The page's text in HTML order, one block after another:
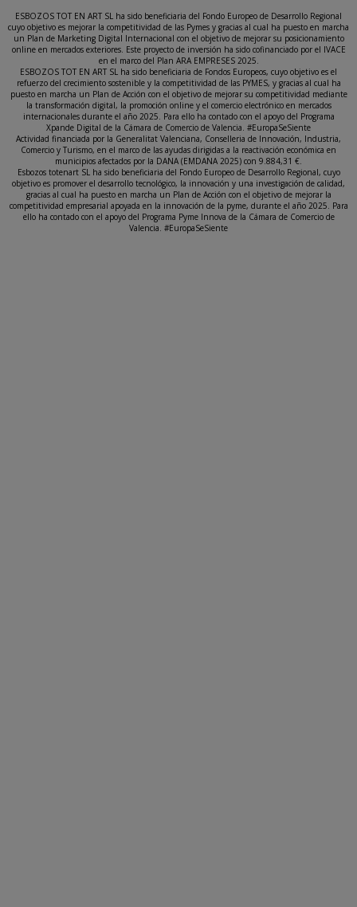
ESBOZOS TOT EN ART SL ha sido beneficiaria del Fondo Europeo de Desarrollo Regional
cuyo objetivo es mejorar la competitividad de las Pymes y gracias al cual ha puesto en marcha
un Plan de Marketing Digital Internacional con el objetivo de mejorar su posicionamiento
online en mercados exteriores. Este proyecto de inversión ha sido cofinanciado por el IVACE
en el marco del Plan ARA EMPRESES 2025.
ESBOZOS TOT EN ART SL ha sido beneficiaria de Fondos Europeos, cuyo objetivo es el
refuerzo del crecimiento sostenible y la competitividad de las PYMES, y gracias al cual ha
puesto en marcha un Plan de Acción con el objetivo de mejorar su competitividad mediante
la transformación digital, la promoción online y el comercio electrónico en mercados
internacionales durante el año 2025. Para ello ha contado con el apoyo del Programa
Xpande Digital de la Cámara de Comercio de Valencia. #EuropaSeSiente
Actividad financiada por la Generalitat Valenciana, Conselleria de Innovación, Industria,
Comercio y Turismo, en el marco de las ayudas dirigidas a la reactivación económica en
municipios afectados por la DANA (EMDANA 2025) con 9.884,31 €.
Esbozos totenart SL ha sido beneficiaria del Fondo Europeo de Desarrollo Regional, cuyo
objetivo es promover el desarrollo tecnológico, la innovación y una investigación de calidad,
gracias al cual ha puesto en marcha un Plan de Acción con el objetivo de mejorar la
competitividad empresarial apoyada en la innovación de la pyme, durante el año 2025. Para
ello ha contado con el apoyo del Programa Pyme Innova de la Cámara de Comercio de
Valencia. #EuropaSeSiente